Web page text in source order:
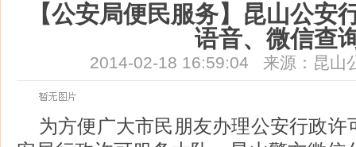
【公安局便民服务】昆山公安
语音、微信查
2014-02-18 16:59:04 来源：昆
为方便广大市民朋友办理公安行政许